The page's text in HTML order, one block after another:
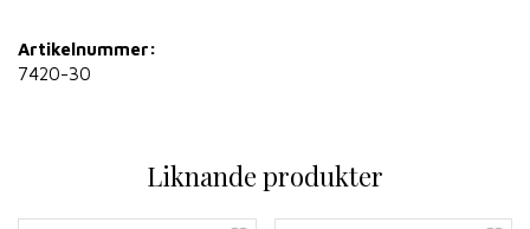
Artikelnummer:
7420-30
Liknande produkter